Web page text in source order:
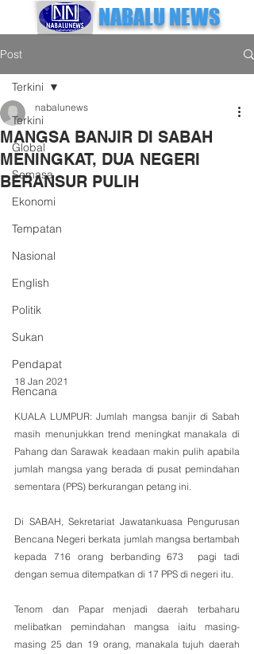
NABALU NEWS
Post
Terkini
Global
Semasa
Ekonomi
Tempatan
Nasional
English
Politik
Sukan
Pendapat
Rencana
Terkini
MANGSA BANJIR DI SABAH
MENINGKAT, DUA NEGERI
BERANSUR PULIH
nabalunews
18 Jan 2021
KUALA LUMPUR: Jumlah mangsa banjir di Sabah
masih menunjukkan trend meningkat manakala di
Pahang dan Sarawak keadaan makin pulih apabila
jumlah mangsa yang berada di pusat pemindahan
sementara (PPS) berkurangan petang ini.
Di SABAH, Sekretariat Jawatankuasa Pengurusan
Bencana Negeri berkata jumlah mangsa bertambah
kepada 716 orang berbanding 673  pagi tadi
dengan semua ditempatkan di 17 PPS di negeri itu.
Tenom dan Papar menjadi daerah terbaharu
melibatkan pemindahan mangsa iaitu masing-
masing 25 dan 19 orang, manakala tujuh daerah